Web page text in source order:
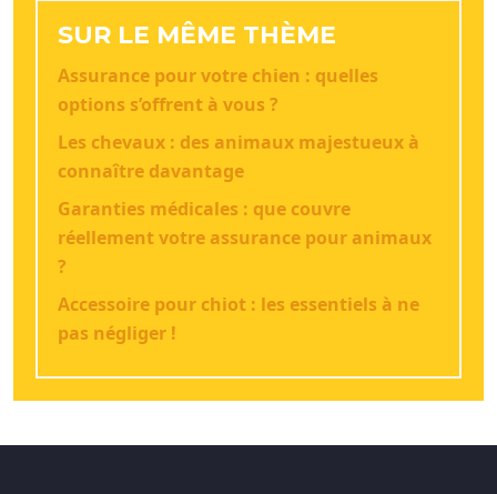
SUR LE MÊME THÈME
Assurance pour votre chien : quelles
options s’offrent à vous ?
Les chevaux : des animaux majestueux à
connaître davantage
Garanties médicales : que couvre
réellement votre assurance pour animaux
?
Accessoire pour chiot : les essentiels à ne
pas négliger !